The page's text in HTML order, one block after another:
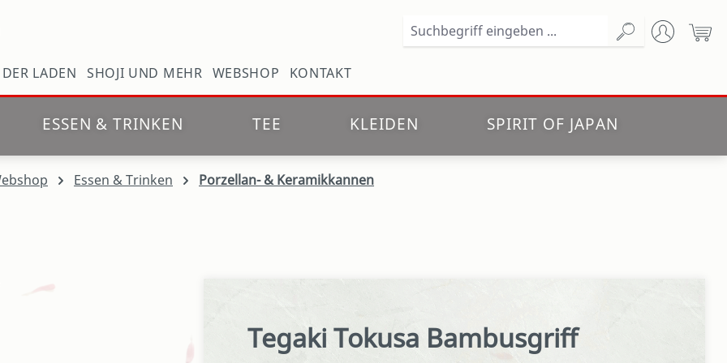
DER LADEN SHOJI UND MEHR WEBSHOP KONTAKT
ESSEN & TRINKEN TEE KLEIDEN SPIRIT OF JAPAN
Essen & Trinken Porzellan- & Keramikkannen
Tegaki Tokusa Bambusgriff